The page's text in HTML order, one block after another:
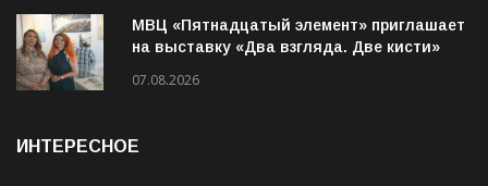
МВЦ «Пятнадцатый элемент» приглашает
на выставку «Два взгляда. Две кисти»
07.08.2026
ИНТЕРЕСНОЕ